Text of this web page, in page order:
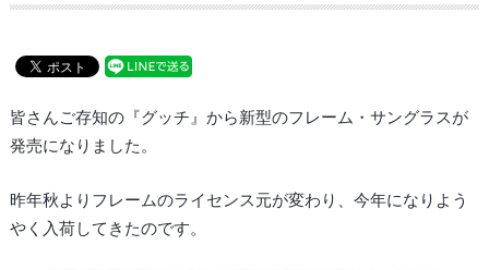
皆さんご存知の『グッチ』から新型のフレーム・サングラスが
発売になりました。
昨年秋よりフレームのライセンス元が変わり、今年になりよう
やく入荷してきたのです。